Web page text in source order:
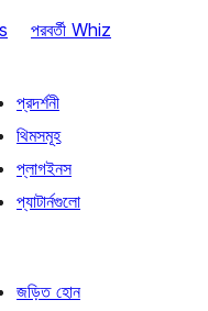
পরবর্তী Whiz
প্রদর্শনী
থিমসমূহ
প্লাগইনস
প্যাটার্নগুলো
জড়িত হোন